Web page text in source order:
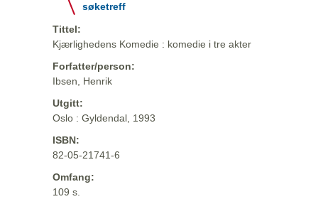
søketreff
Tittel:
Kjærlighedens Komedie : komedie i tre akter
Forfatter/person:
Ibsen, Henrik
Utgitt:
Oslo : Gyldendal, 1993
ISBN:
82-05-21741-6
Omfang:
109 s.